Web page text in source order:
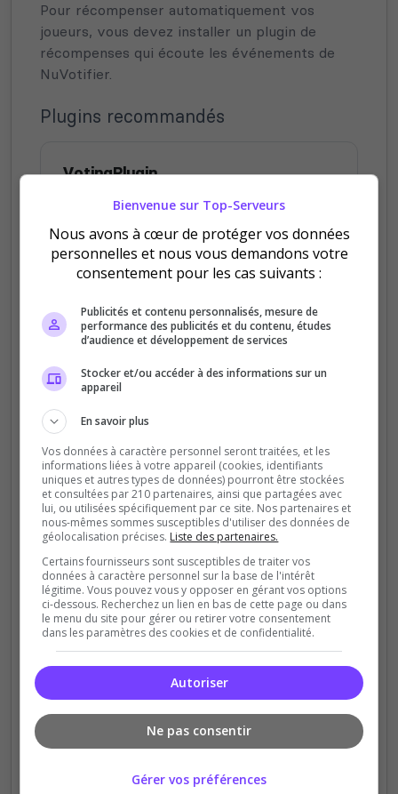
Pour récompenser automatiquement vos
joueurs, vous devez installer un plugin de
récompenses qui écoute les événements de
NuVotifier.
Plugins recommandés
VotingPlugin
Plugin complet avec GUI, récompenses et
Télécharger
Plugin moderne et configurable pour les votes
Télécharger
Exemple de configuration avec
VotingPlugin
VotingPlugin/config.yml
  Vote:
    Commands:
- "broadcast &a%player% &7a voté pour
Bienvenue sur Top-Serveurs
Nous avons à cœur de protéger vos données
personnelles et nous vous demandons votre
consentement pour les cas suivants :
Publicités et contenu personnalisés, mesure de
performance des publicités et du contenu, études
d’audience et développement de services
Stocker et/ou accéder à des informations sur un
appareil
En savoir plus
Vos données à caractère personnel seront traitées, et les
informations liées à votre appareil (cookies, identifiants
uniques et autres types de données) pourront être stockées
et consultées par 210 partenaires, ainsi que partagées avec
lui, ou utilisées spécifiquement par ce site. Nos partenaires et
nous-mêmes sommes susceptibles d'utiliser des données de
géolocalisation précises. Liste des partenaires.
Certains fournisseurs sont susceptibles de traiter vos
données à caractère personnel sur la base de l'intérêt
légitime. Vous pouvez vous y opposer en gérant vos options
ci-dessous. Recherchez un lien en bas de cette page ou dans
le menu du site pour gérer ou retirer votre consentement
dans les paramètres des cookies et de confidentialité.
Autoriser
Ne pas consentir
Gérer vos préférences